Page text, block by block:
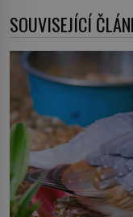
SOUVISEJÍCÍ